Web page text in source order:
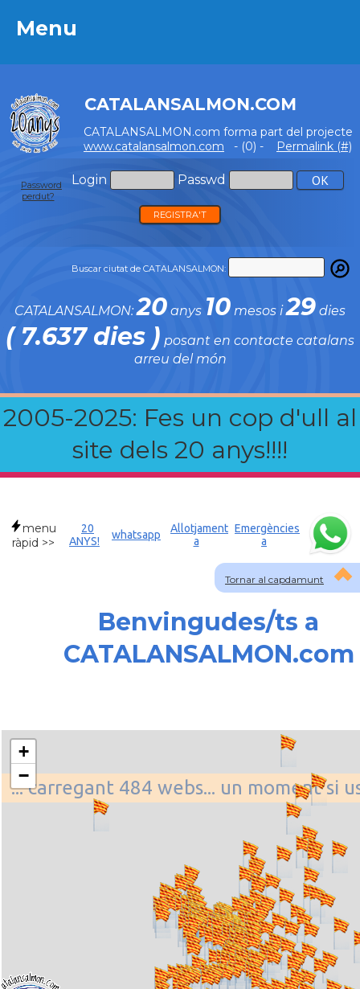
Menu
CATALANSALMON.COM
CATALANSALMON.com forma part del projecte
www.catalansalmon.com - (0) - Permalink (#)
Login Passwd
Password
perdut?
REGISTRA'T
Buscar ciutat de CATALANSALMON:
CATALANSALMON:20 anys 10 mesos i29 dies
( 7.637 dies ) posant en contacte catalans
arreu del món
2005-2025: Fes un cop d'ull al
site dels 20 anys!!!!
Menu
Tornar al capdamunt
menu
ràpid >>
20
ANYS!
whatsapp
Allotjament
a
Emergències
a
Benvingudes/ts a
CATALANSALMON.com
... carregant 484 webs... un moment si
+
−